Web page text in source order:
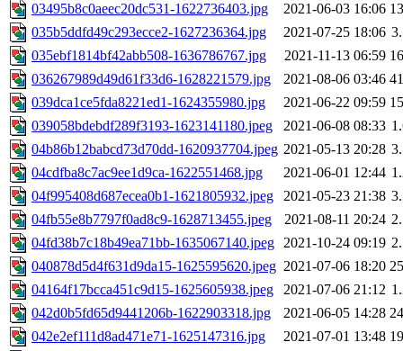
03495b8c0aeec20dc531-1622736403.jpg
2021-06-03 16:06
035b5ddfd49c293ecce2-1627236364.jpg
2021-07-25 18:06
035ebf1814bf42abb508-1636786767.jpg
2021-11-13 06:59
036267989d49d61f33d6-1628221579.jpg
2021-08-06 03:46
039dca1ce5fda8221ed1-1624355980.jpg
2021-06-22 09:59
039058bdebdf289f3193-1623141180.jpeg
2021-06-08 08:33
04b86b12babcd73d70dd-1620937704.jpeg 2021-05-13 20:28
04cdfba8c7ac9ee1d9ca-1622551468.jpg
2021-06-01 12:44
04f995408d687ecea0b1-1621805932.jpeg
2021-05-23 21:38
04fb55e8b7797f0ad8c9-1628713455.jpeg
2021-08-11 20:24
04fd38b7c18b49ea71bb-1635067140.jpeg 2021-10-24 09:19
040878d5d4f631d9da15-1625595620.jpeg 2021-07-06 18:20
04164f17bcca451c9d15-1625605938.jpeg
2021-07-06 21:12
042d0b5fd65d9441206b-1622903318.jpg
2021-06-05 14:28
042e2ef111d8ad471e71-1625147316.jpg
2021-07-01 13:48